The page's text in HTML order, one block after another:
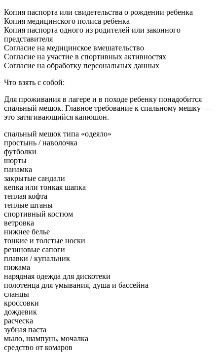
Копия паспорта или свидетельства о рождении ребенка
Копия медицинского полиса ребенка
Копия паспорта одного из родителей или законного
представителя
Согласие на медицинское вмешательство
Согласие на участие в спортивных активностях
Согласие на обработку персональных данных
Что взять с собой:
Для проживания в лагере и в походе ребенку понадобится
спальный мешок. Главное требование к спальному мешку —
это затягивающийся капюшон.
спальный мешок типа «одеяло»
простынь / наволочка
футболки
шорты
панамка
закрытые сандали
кепка или тонкая шапка
теплая кофта
теплые штаны
спортивный костюм
ветровка
нижнее белье
тонкие и толстые носки
резиновые сапоги
плавки / купальник
пижама
нарядная одежда для дискотеки
полотенца для умывания, душа и бассейна
сланцы
кроссовки
дождевик
расческа
зубная паста
мыло, шампунь, мочалка
средство от комаров